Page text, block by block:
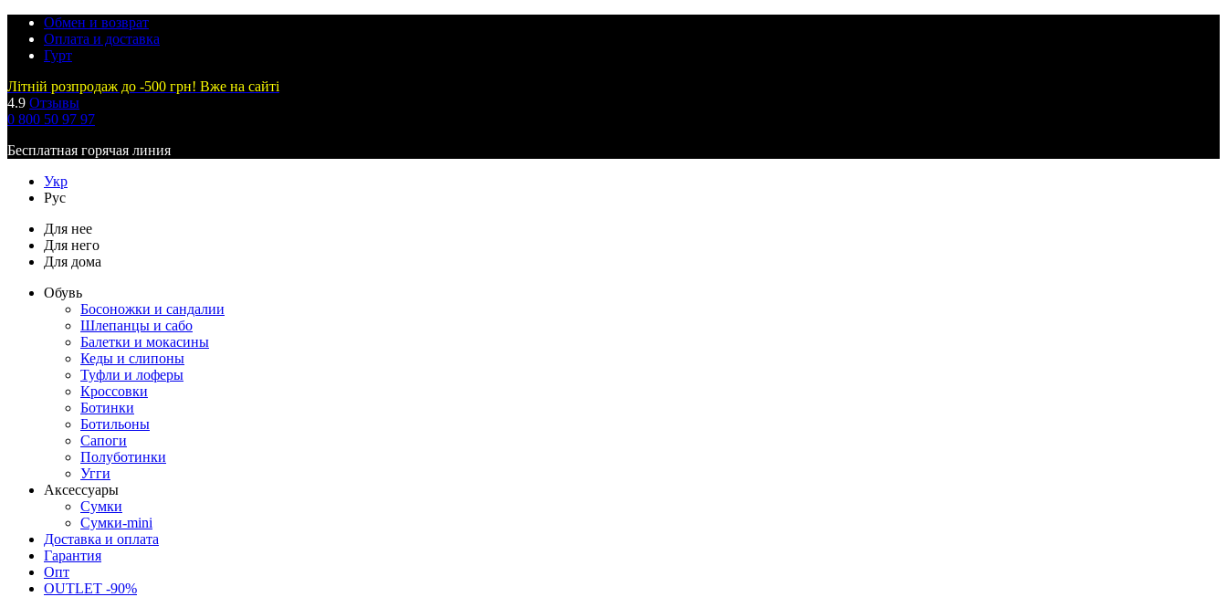
Обмен и возврат
Оплата и доставка
Гурт
Літній розпродаж до -500 грн! Вже на сайті
4.9 Отзывы
0 800 50 97 97
Бесплатная горячая линия
Укр
Рус
Для нее
Для него
Для дома
Обувь
Босоножки и сандалии
Шлепанцы и сабо
Балетки и мокасины
Кеды и слипоны
Туфли и лоферы
Кроссовки
Ботинки
Ботильоны
Сапоги
Полуботинки
Угги
Аксессуары
Сумки
Сумки-mini
Доставка и оплата
Гарантия
Опт
OUTLET -90%